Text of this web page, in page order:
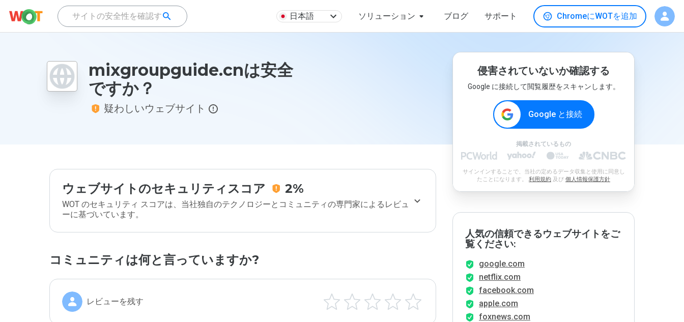
日本語 ソリューション ブログ サポート ChromeにWOTを追加
mixgroupguide.cnは安全
ですか？
疑わしいウェブサイト
ウェブサイトのセキュリティスコア 2%
WOT のセキュリティ スコアは、当社独自のテクノロジーとコミュニティの専門家によるレビュ
ーに基づいています。
コミュニティは何と言っていますか?
レビューを残す
侵害されていないか確認する
Google に接続して閲覧履歴をスキャンします。
Google と接続
掲載されているもの
サインインすることで、当社の定めるデータ収集と使用に同意し
たことになります。 利用規約 及び 個人情報保護方針
人気の信頼できるウェブサイトをご
覧ください:
google.com
netflix.com
facebook.com
apple.com
foxnews.com